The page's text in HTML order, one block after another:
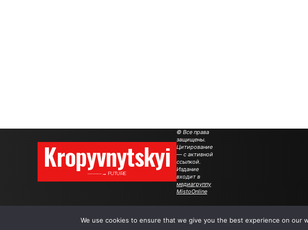
Kropyvnytskyi
———→ FUTURE
© Все права
защищены.
Цитирование
— с активной
ссылкой.
Издание
входит в
медиагруппу
MistoOnline
We use cookies to ensure that we give you the best experience on